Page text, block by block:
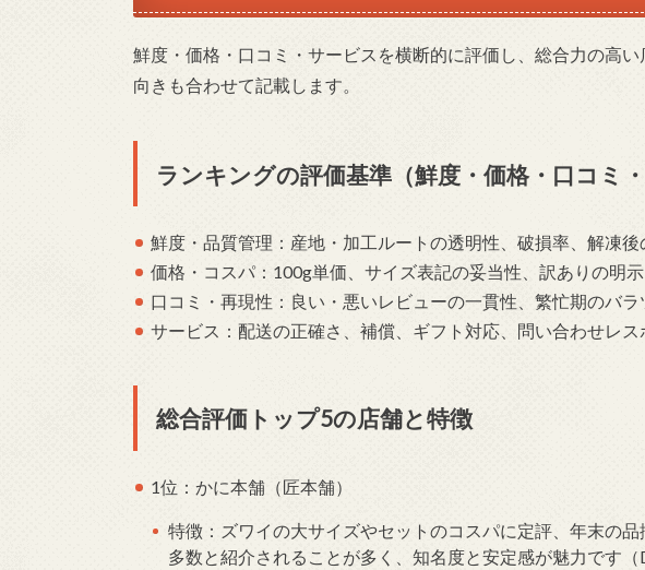
鮮度・価格・口コミ・サービスを横断的に評価し、総合力の高
向きも合わせて記載します。
ランキングの評価基準（鮮度・価格・口コミ・
鮮度・品質管理：産地・加工ルートの透明性、破損率、解凍後
価格・コスパ：100g単価、サイズ表記の妥当性、訳ありの明示
口コミ・再現性：良い・悪いレビューの一貫性、繁忙期のバラ
サービス：配送の正確さ、補償、ギフト対応、問い合わせレス
総合評価トップ5の店舗と特徴
1位：かに本舗（匠本舗）
特徴：ズワイの大サイズやセットのコスパに定評、年末の
多数と紹介されることが多く、知名度と安定感が魅力です